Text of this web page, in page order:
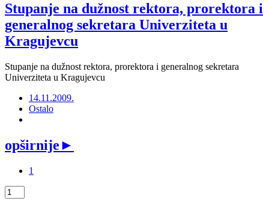
Stupanje na dužnost rektora, prorektora i
generalnog sekretara Univerziteta u
Kragujevcu
Stupanje na dužnost rektora, prorektora i generalnog sekretara
Univerziteta u Kragujevcu
14.11.2009.
Ostalo
opširnije►
1